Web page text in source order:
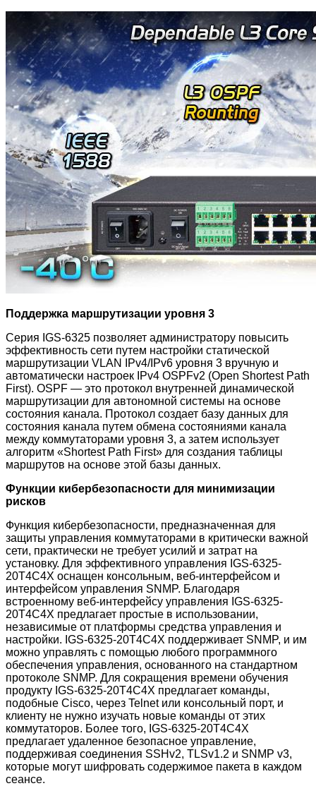
Поддержка маршрутизации уровня 3
Серия IGS-6325 позволяет администратору повысить
эффективность сети путем настройки статической
маршрутизации VLAN IPv4/IPv6 уровня 3 вручную и
автоматически настроек IPv4 OSPFv2 (Open Shortest Path
First). OSPF — это протокол внутренней динамической
маршрутизации для автономной системы на основе
состояния канала. Протокол создает базу данных для
состояния канала путем обмена состояниями канала
между коммутаторами уровня 3, а затем использует
алгоритм «Shortest Path First» для создания таблицы
маршрутов на основе этой базы данных.
Функции кибербезопасности для минимизации
рисков
Функция кибербезопасности, предназначенная для
защиты управления коммутаторами в критически важной
сети, практически не требует усилий и затрат на
установку. Для эффективного управления IGS-6325-
20T4C4X оснащен консольным, веб-интерфейсом и
интерфейсом управления SNMP. Благодаря
встроенному веб-интерфейсу управления IGS-6325-
20T4C4X предлагает простые в использовании,
независимые от платформы средства управления и
настройки. IGS-6325-20T4C4X поддерживает SNMP, и им
можно управлять с помощью любого программного
обеспечения управления, основанного на стандартном
протоколе SNMP. Для сокращения времени обучения
продукту IGS-6325-20T4C4X предлагает команды,
подобные Cisco, через Telnet или консольный порт, и
клиенту не нужно изучать новые команды от этих
коммутаторов. Более того, IGS-6325-20T4C4X
предлагает удаленное безопасное управление,
поддерживая соединения SSHv2, TLSv1.2 и SNMP v3,
которые могут шифровать содержимое пакета в каждом
сеансе.